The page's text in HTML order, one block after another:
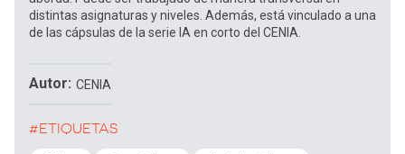
distintas asignaturas y niveles. Además, está vinculado a una
de las cápsulas de la serie IA en corto del CENIA.
Autor CENIA
#ETIQUETAS